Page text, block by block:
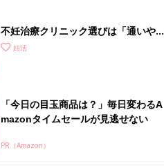
不妊治療クリニック選びは「通いやす
さ」が大切！選び方、重要3カ条っ
妊活
「今日の目玉商品は？」毎日変わるA
mazonタイムセールが見逃せない
PR（Amazon）